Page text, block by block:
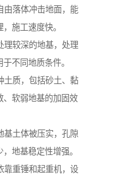
由落体冲击地面，能
施工速度快。
理较深的地基，处理
不同地质条件。
土质，包括砂土、黏
、软弱地基的加固效
基土体被压实，孔隙
地基稳定性增强。
靠重锤和起重机，设